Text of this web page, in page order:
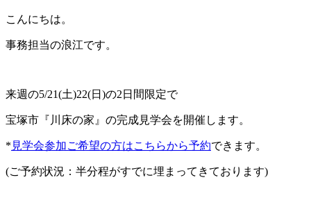
こんにちは。
事務担当の浪江です。
来週の5/21(土)22(日)の2日間限定で
宝塚市『川床の家』の完成見学会を開催します。
* 見学会参加ご希望の方はこちらから予約できます。
(ご予約状況：半分程がすでに埋まってきております)